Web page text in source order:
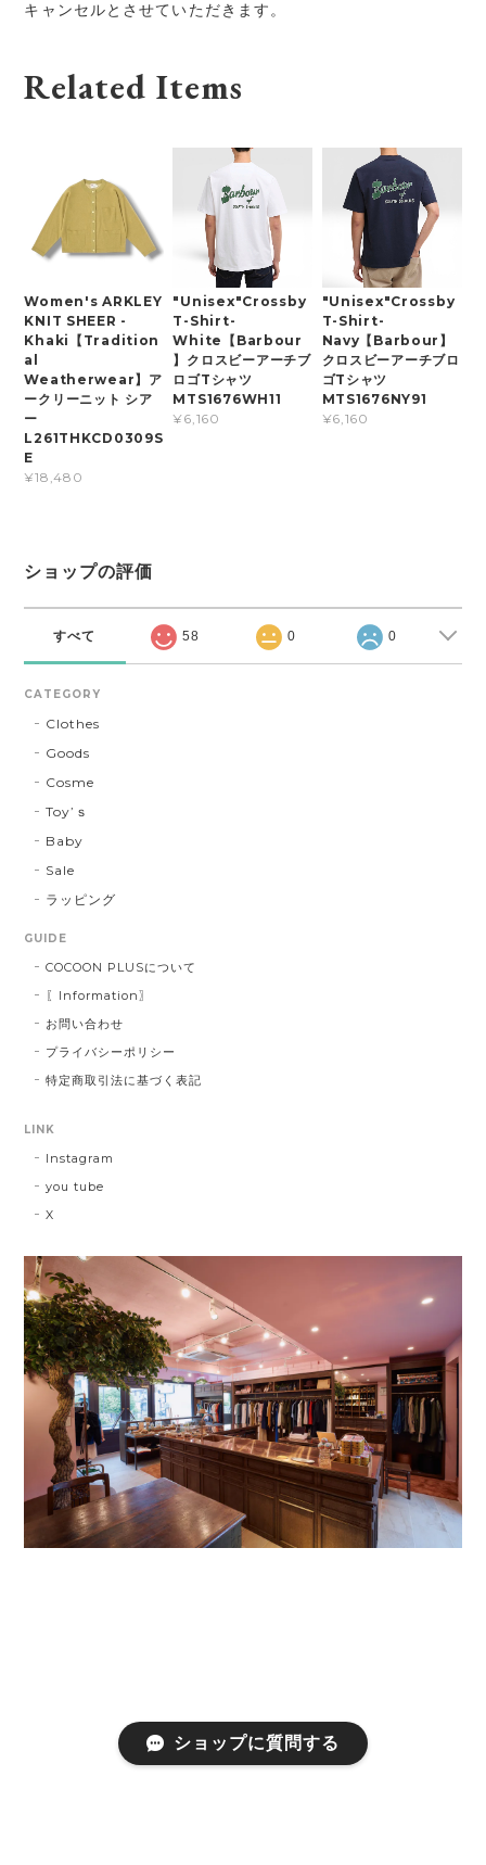
キャンセルとさせていただきます。
Related Items
Women's ARKLEY
KNIT SHEER -
Khaki【Tradition
al
Weatherwear】ア
ークリーニット シア
ー
L261THKCD0309S
E
¥18,480
"Unisex"Crossby
T-Shirt-
White【Barbour
】クロスビーアーチブ
ロゴTシャツ
MTS1676WH11
¥6,160
"Unisex"Crossby
T-Shirt-
Navy【Barbour】
クロスビーアーチブロ
ゴTシャツ
MTS1676NY91
¥6,160
ショップの評価
すべて 58 0 0
CATEGORY
Clothes
Goods
Cosme
Toy’ｓ
Baby
Sale
ラッピング
GUIDE
COCOON PLUSについて
〖Information〗
お問い合わせ
プライバシーポリシー
特定商取引法に基づく表記
LINK
Instagram
you tube
X
ショップに質問する